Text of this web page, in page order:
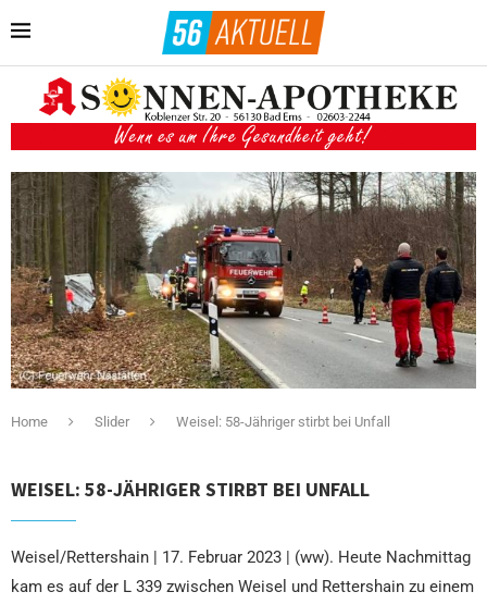
Home Slider Weisel: 58-Jähriger stirbt bei Unfall
WEISEL: 58-JÄHRIGER STIRBT BEI UNFALL
Weisel/Rettershain | 17. Februar 2023 | (ww). Heute Nachmittag
kam es auf der L 339 zwischen Weisel und Rettershain zu einem